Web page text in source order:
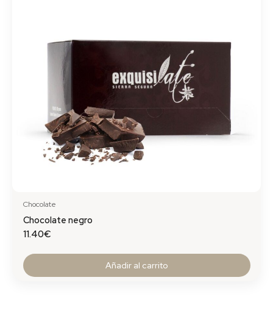
Chocolate
Chocolate negro
11.40€
Añadir al carrito